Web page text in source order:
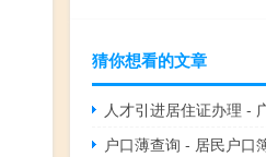
猜你想看的文章
户口薄查询 - 居民户口